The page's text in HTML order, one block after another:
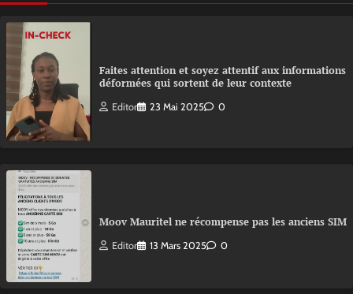
Faites attention et soyez attentif aux informations
déformées qui sortent de leur contexte
Editor 23 Mai 2025 0
Moov Mauritel ne récompense pas les anciens SIM
Editor 13 Mars 2025 0